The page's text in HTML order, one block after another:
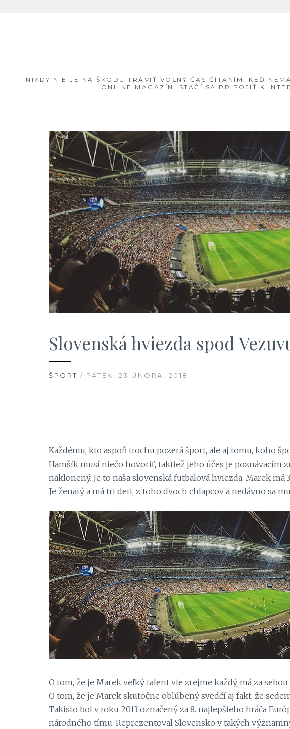
NIKDY NIE JE NA ŠKODU TRÁVIŤ VOĽNÝ ČAS ČÍTANÍM. KEĎ
ONLINE MAGAZÍN. STAČÍ SA PRIPOJIŤ K
Slovenská hviezda spod
ŠPORT / PÁTEK, 23 ÚNORA, 2018
Každému, kto aspoň trochu pozerá šport, ale aj tomu, koho
Hamšík musí niečo hovoriť, taktiež jeho účes je poznávacím
naklonený. Je to naša slovenská futbalová hviezda. Marek
Je ženatý a má tri deti, z toho dvoch chlapcov a nedávno sa
O tom, že je Marek veľký talent vie zrejme každý, má za
O tom, že je Marek skutočne obľúbený svedčí aj fakt, že
Takisto bol v roku 2013 označený za 8. najlepšieho hráča
národného tímu. Reprezentoval Slovensko v takých